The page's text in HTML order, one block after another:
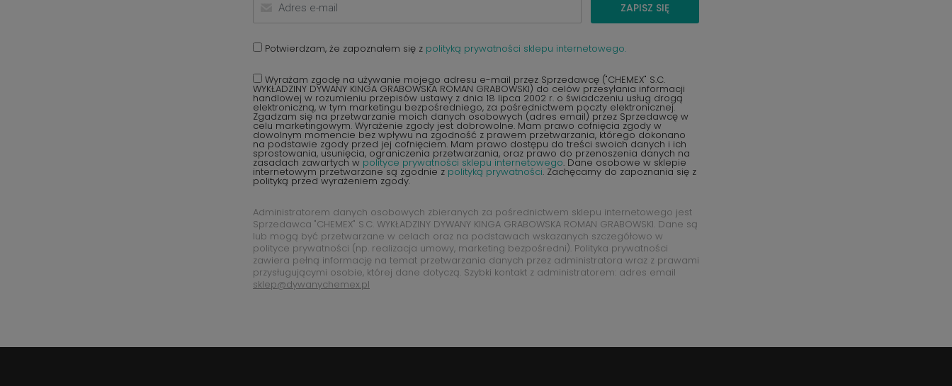
ZAPISZ SIĘ
Potwierdzam, że zapoznałem się z polityką prywatności sklepu internetowego.
Wyrażam zgodę na używanie mojego adresu e-mail przez Sprzedawcę ("CHEMEX" S.C.
WYKŁADZINY DYWANY KINGA GRABOWSKA ROMAN GRABOWSKI) do celów przesyłania informacji
handlowej w rozumieniu przepisów ustawy z dnia 18 lipca 2002 r. o świadczeniu usług drogą
elektroniczną, w tym marketingu bezpośredniego, za pośrednictwem poczty elektronicznej.
Zgadzam się na przetwarzanie moich danych osobowych (adres email) przez Sprzedawcę w
celu marketingowym. Wyrażenie zgody jest dobrowolne. Mam prawo cofnięcia zgody w
dowolnym momencie bez wpływu na zgodność z prawem przetwarzania, którego dokonano
na podstawie zgody przed jej cofnięciem. Mam prawo dostępu do treści swoich danych i ich
sprostowania, usunięcia, ograniczenia przetwarzania, oraz prawo do przenoszenia danych na
zasadach zawartych w polityce prywatności sklepu internetowego. Dane osobowe w sklepie
internetowym przetwarzane są zgodnie z polityką prywatności. Zachęcamy do zapoznania się z
polityką przed wyrażeniem zgody.
Administratorem danych osobowych zbieranych za pośrednictwem sklepu internetowego jest
Sprzedawca "CHEMEX" S.C. WYKŁADZINY DYWANY KINGA GRABOWSKA ROMAN GRABOWSKI. Dane są
lub mogą być przetwarzane w celach oraz na podstawach wskazanych szczegółowo w
polityce prywatności (np. realizacja umowy, marketing bezpośredni). Polityka prywatności
zawiera pełną informację na temat przetwarzania danych przez administratora wraz z prawami
przysługującymi osobie, której dane dotyczą. Szybki kontakt z administratorem: adres email
sklep@dywanychemex.pl